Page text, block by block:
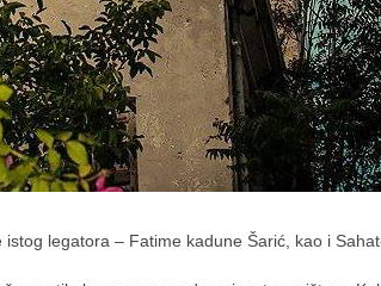
legatora – Fatime kadune Šarić, kao i